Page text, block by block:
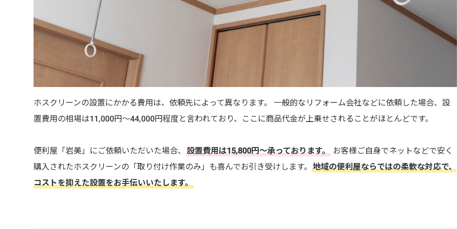
ホスクリーンの設置にかかる費用は、依頼先によって異なります。 一般的なリフォーム会社などに依頼した場合、設
置費用の相場は11,000円～44,000円程度と言われており、ここに商品代金が上乗せされることがほとんどです。
便利屋「岩美」にご依頼いただいた場合、設置費用は15,800円～承っております。 お客様ご自身でネットなどで安く
購入されたホスクリーンの「取り付け作業のみ」も喜んでお引き受けします。地域の便利屋ならではの柔軟な対応で、
コストを抑えた設置をお手伝いいたします。